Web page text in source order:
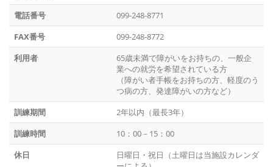
電話番号
099-248-8771
FAX番号
099-248-8772
利用者
65歳未満で障がいをお持ちの、一般企
業への就労を希望されている方
（障がい者手帳をお持ちの方、軽度のう
つ病の方、発達障がいの方など）
訓練期間
2年以内（最長3年）
訓練時間
10：00－15：00
休日
日曜日・祝日（土曜日は当施設カレンダ